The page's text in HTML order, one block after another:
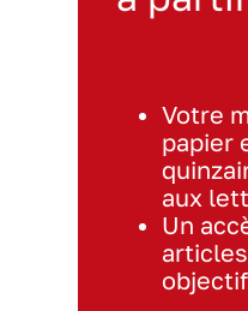
Votre
papier
aux
Un